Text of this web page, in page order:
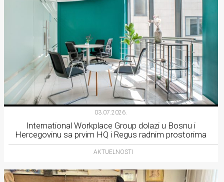
03.07.2026.
International Workplace Group dolazi u Bosnu i
Hercegovinu sa prvim HQ i Regus radnim prostorima
AKTUELNOSTI